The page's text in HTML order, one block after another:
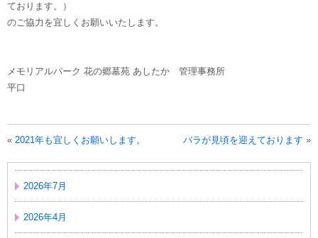
ております。）
のご協力を宜しくお願いいたします。
メモリアルパーク 花の郷墓苑 あしたか 管理事務所
平口
« 2021年も宜しくお願いします。 バラが見頃を迎えております »
2026年7月
2026年4月